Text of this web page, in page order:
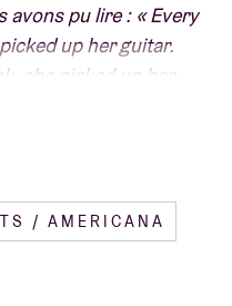
pu lire : « Every
up her guitar.
she picked up her
qui, l’année
à l’AB Salon.
alive, mixing
/ AMERICANA